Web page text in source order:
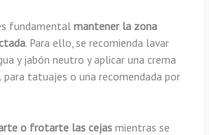
fundamental mantener la zona
. Para ello, se recomienda lavar
y jabón neutro y aplicar una crema
tatuajes o una recomendada por
o frotarte las cejasmientras se